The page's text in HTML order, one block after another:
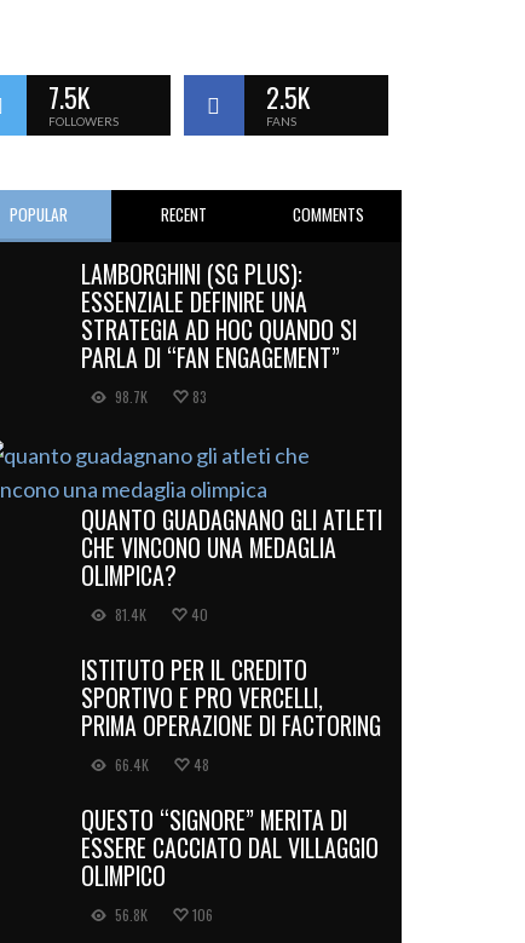
7.5K
FOLLOWERS
2.5K
FANS
POPULAR RECENT COMMENTS
LAMBORGHINI (SG PLUS):
ESSENZIALE DEFINIRE UNA
STRATEGIA AD HOC QUANDO SI
PARLA DI “FAN ENGAGEMENT”
98.7K 83
QUANTO GUADAGNANO GLI ATLETI
CHE VINCONO UNA MEDAGLIA
OLIMPICA?
81.4K 40
ISTITUTO PER IL CREDITO
SPORTIVO E PRO VERCELLI,
PRIMA OPERAZIONE DI FACTORING
66.4K 48
QUESTO “SIGNORE” MERITA DI
ESSERE CACCIATO DAL VILLAGGIO
OLIMPICO
56.8K 106